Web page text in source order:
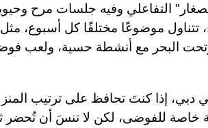
التفاعلي وفيه جلسات مرح
تتناول موضوعًا مختلفًا كل أسبوع، مثل
وتحت البحر مع أنشطة حسية، ولعب
إذا كنتَ تحافظ على ترتيب
للفوضى، لكن لا تنسَ أن تُحضر